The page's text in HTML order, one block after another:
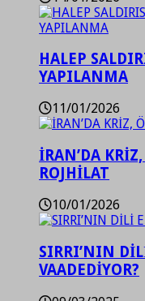
HALEP
YAPILANMA
11/01/2026
İRAN’DA
ROJHİLAT
10/01/2026
SIRRI’NIN
VAADEDİYOR?